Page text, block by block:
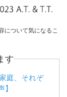
について気になるこ
す
庭、それぞ